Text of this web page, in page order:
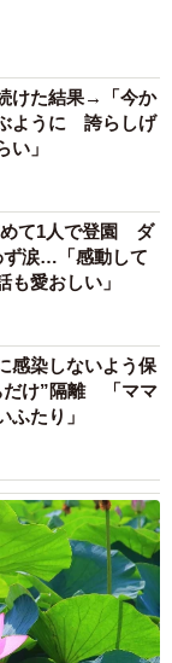
けた結果→「今か
ように 誇らしげ
」
めて1人で登園 ダ
ず涙…「感動して
愛おしい」
染しないよう保
だけ”隔離 「ママ
ふたり」